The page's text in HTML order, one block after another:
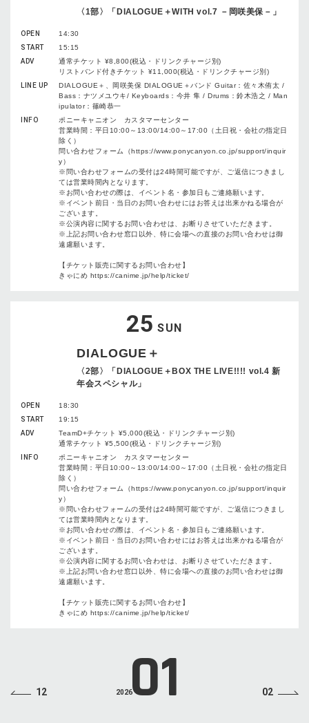
〈1部〉「DIALOGUE＋WITH vol.7 －岡咲美保－」
OPEN
14:30
START
15:15
ADV
通常チケット ¥8,800(税込・ドリンクチャージ別)
リストバンド付きチケット ¥11,000(税込・ドリンクチャージ別)
LINE UP
DIALOGUE＋、岡咲美保 DIALOGUE＋バンド Guitar：佐々木侑太 /
Bass：ナツメユウキ/ Keyboards：今井 隼 / Drums：鈴木浩之 / Man
ipulator：篠崎恭一
INFO
ポニーキャニオン カスタマーセンター
営業時間：平日10:00～13:00/14:00～17:00（土日祝・会社の指定日
除く）
問い合わせフォーム（https://www.ponycanyon.co.jp/support/inquir
y）
※問い合わせフォームの受付は24時間可能ですが、ご返信につきまし
ては営業時間内となります。
※お問い合わせの際は、イベント名・参加日もご連絡願います。
※イベント前日・当日のお問い合わせにはお答えは出来かねる場合が
ございます。
※公演内容に関するお問い合わせは、お断りさせていただきます。
※上記お問い合わせ窓口以外、特に会場への直接のお問い合わせは御
遠慮願います。
【チケット販売に関するお問い合わせ】
きゃにめ https://canime.jp/help/ticket/
25 SUN
DIALOGUE＋
〈2部〉「DIALOGUE＋BOX THE LIVE!!!! vol.4 新
年会スペシャル」
OPEN
18:30
START
19:15
ADV
TeamD+チケット ¥5,000(税込・ドリンクチャージ別)
通常チケット ¥5,500(税込・ドリンクチャージ別)
INFO
ポニーキャニオン カスタマーセンター
営業時間：平日10:00～13:00/14:00～17:00（土日祝・会社の指定日
除く）
問い合わせフォーム（https://www.ponycanyon.co.jp/support/inquir
y）
※問い合わせフォームの受付は24時間可能ですが、ご返信につきまし
ては営業時間内となります。
※お問い合わせの際は、イベント名・参加日もご連絡願います。
※イベント前日・当日のお問い合わせにはお答えは出来かねる場合が
ございます。
※公演内容に関するお問い合わせは、お断りさせていただきます。
※上記お問い合わせ窓口以外、特に会場への直接のお問い合わせは御
遠慮願います。
【チケット販売に関するお問い合わせ】
きゃにめ https://canime.jp/help/ticket/
202601
12 02